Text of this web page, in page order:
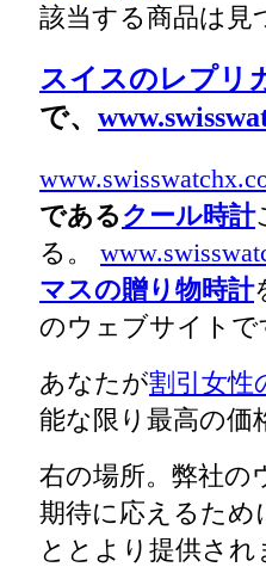
該当する商品は見
スイスのレプリ
で、
である クール時計
る。
マスの贈り物時計
のウェブサイトで
あなたが割引女性
能な限り最高の価
右の場所。弊社
期待に応えるため
ととより提供され